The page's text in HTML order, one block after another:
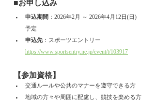
■お申し込み
申込期間 ：2026年2月 ～ 2026年4月12日(日)
予定
申込先 ：スポーツエントリー
https://www.sportsentry.ne.jp/event/t/103917
【参加資格】
交通ルールや公共のマナーを遵守できる方
地域の方々や周囲に配慮し、競技を楽める方